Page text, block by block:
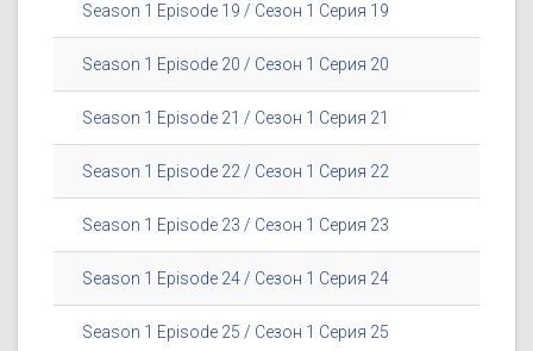
Season 1 Episode 19 / Сезон 1 Серия 19
Season 1 Episode 20 / Сезон 1 Серия 20
Season 1 Episode 21 / Сезон 1 Серия 21
Season 1 Episode 22 / Сезон 1 Серия 22
Season 1 Episode 23 / Сезон 1 Серия 23
Season 1 Episode 24 / Сезон 1 Серия 24
Season 1 Episode 25 / Сезон 1 Серия 25